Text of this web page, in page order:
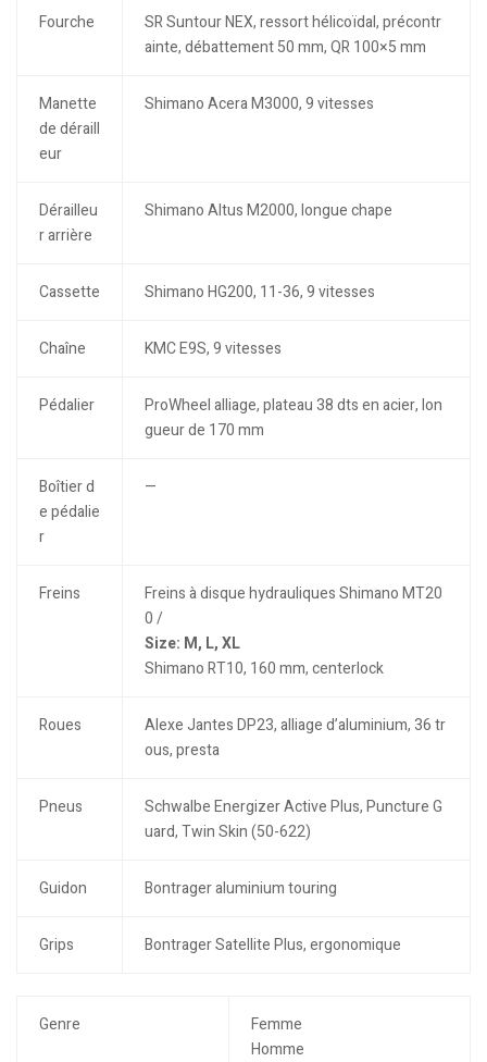
Fourche
SR Suntour NEX, ressort hélicoïdal, précontr
ainte, débattement 50 mm, QR 100×5 mm
Manette
de déraill
eur
Shimano Acera M3000, 9 vitesses
Dérailleu
r arrière
Shimano Altus M2000, longue chape
Cassette Shimano HG200, 11-36, 9 vitesses
Chaîne KMC E9S, 9 vitesses
Pédalier
ProWheel alliage, plateau 38 dts en acier, lon
gueur de 170 mm
Boîtier d
e pédalie
r
—
Freins
Freins à disque hydrauliques Shimano MT20
0 /
Size: M, L, XL
Shimano RT10, 160 mm, centerlock
Roues
Alexe Jantes DP23, alliage d’aluminium, 36 tr
ous, presta
Pneus
Schwalbe Energizer Active Plus, Puncture G
uard, Twin Skin (50-622)
Guidon Bontrager aluminium touring
Grips Bontrager Satellite Plus, ergonomique
Genre
Femme
Homme